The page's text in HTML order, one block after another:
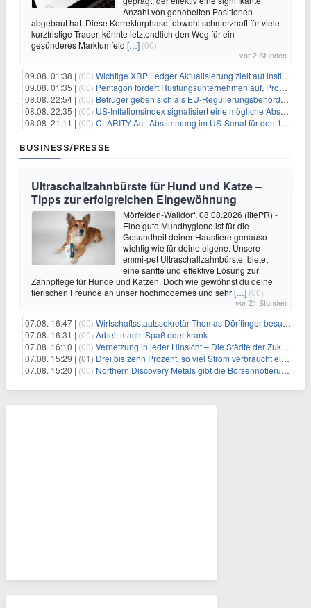
Anzahl von gehebelten Positionen
abgebaut hat. Diese Korrekturphase, obwohl schmerzhaft für viele
kurzfristige Trader, könnte letztendlich den Weg für ein
gesünderes Marktumfeld […] (00)
vor 2 Stunden
09.08. 01:38 | (00) Wichtige XRP Ledger Aktualisierung zielt auf institutionelle Akzeptanz ab
09.08. 01:35 | (00) Pentagon fordert Rüstungsunternehmen auf, Produktion angesichts eskalierender globaler Spannungen zu steigern
08.08. 22:54 | (00) Betrüger geben sich als EU-Regulierungsbehörden aus, um Krypto-Nutzer nach MiCA-Deadline ins Visier zu nehmen
08.08. 22:35 | (00) US-Inflationsindex signalisiert eine mögliche Abschwächung der Inflationsdruck
08.08. 21:11 | (00) CLARITY Act: Abstimmung im US-Senat für den 15. September angesetzt
BUSINESS/PRESSE
Ultraschallzahnbürste für Hund und Katze –
Tipps zur erfolgreichen Eingewöhnung
Mörfelden-Walldorf, 08.08.2026 (lifePR) -
Eine gute Mundhygiene ist für die
Gesundheit deiner Haustiere genauso
wichtig wie für deine eigene. Unsere
emmi-pet Ultraschallzahnbürste bietet
eine sanfte und effektive Lösung zur
Zahnpflege für Hunde und Katzen. Doch wie gewöhnst du deine
tierischen Freunde an unser hochmodernes und sehr[…] (00)
vor 21 Stunden
07.08. 16:47 | (00) Wirtschaftsstaatssekretär Thomas Dörflinger besucht Handwerksbetrieb im Kammerbezirk Freiburg
07.08. 16:31 | (00) Arbeit macht Spaß oder krank
07.08. 16:10 | (00) Vernetzung in jeder Hinsicht – Die Städte der Zukunft sind grün-blau
07.08. 15:29 | (01) Drei bis zehn Prozent, so viel Strom verbraucht ein Aufzug im Gebäude
07.08. 15:20 | (00) Northern Discovery Metals gibt die Börsennotierung an der Frankfurter Wertpapierbörse bekannt